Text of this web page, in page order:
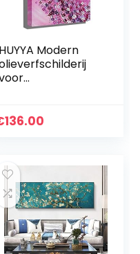
HUYYA Modern
schilderij
136.00